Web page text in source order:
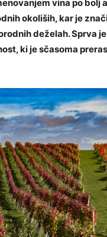
vina po bolj
okoliših, kar je
deželah. Sprva
ki je sčasoma